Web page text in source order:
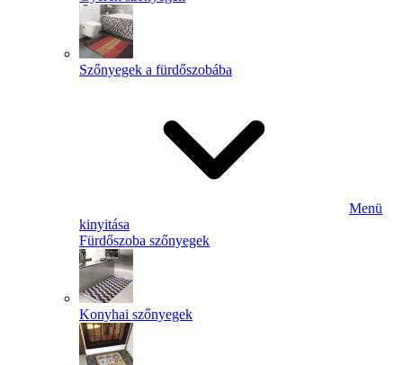
Szőnyegek a fürdőszobába
Menü
kinyitása
Fürdőszoba szőnyegek
Konyhai szőnyegek